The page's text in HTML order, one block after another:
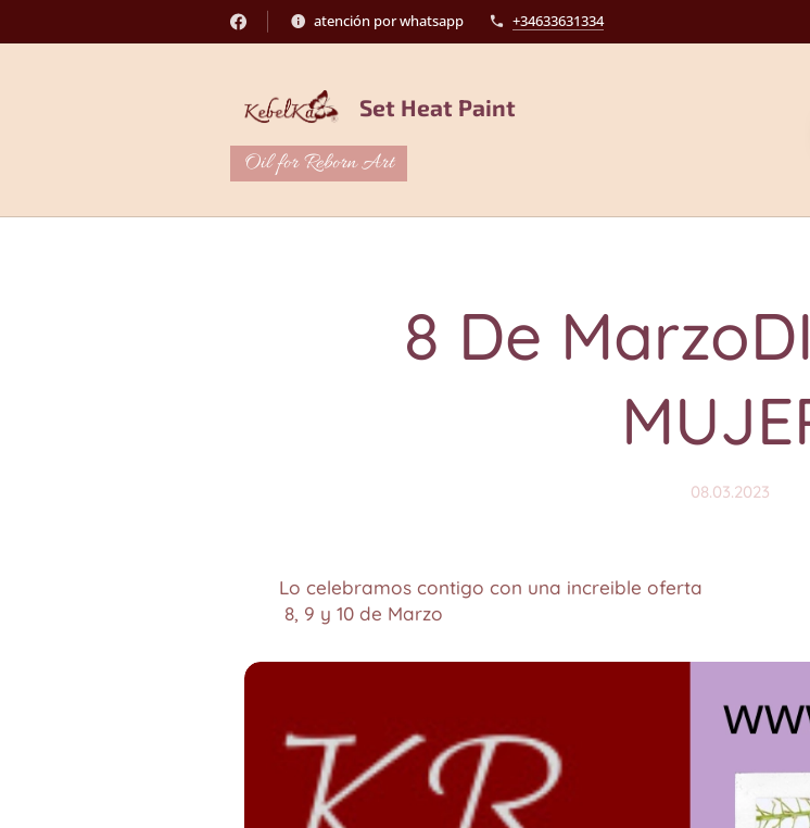
atención por whatsapp +34633631334
Set Heat Paint
Oil for Reborn Art
8 De
08.03.2023
Lo celebramos contigo con una increible oferta
8, 9 y 10 de Marzo